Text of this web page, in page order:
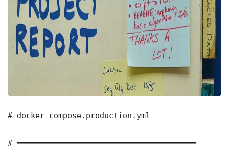
# docker-compose.production.yml
# ═══════════════════════════════════════